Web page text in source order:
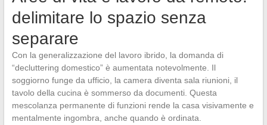
delimitare lo spazio senza
separare
Con la generalizzazione del lavoro ibrido, la domanda di
“decluttering domestico” è aumentata notevolmente. Il
soggiorno funge da ufficio, la camera diventa sala riunioni, il
tavolo della cucina è sommerso da documenti. Questa
mescolanza permanente di funzioni rende la casa visivamente e
mentalmente ingombra, anche quando è ordinata.